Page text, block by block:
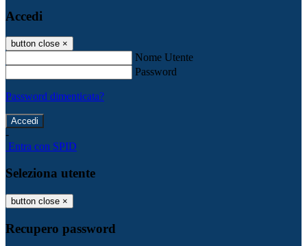
Accedi
button close ×
Nome Utente
Password
Password dimenticata?
-
Entra con SPID
Seleziona utente
button close ×
Recupero password